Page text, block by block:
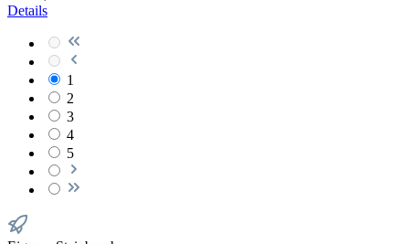
Details
1
2
3
4
5